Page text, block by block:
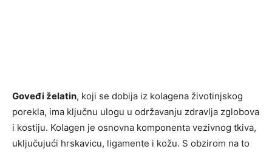
Goveđi želatin, koji se dobija iz kolagena životinjskog
porekla, ima ključnu ulogu u održavanju zdravlja zglobova
i kostiju. Kolagen je osnovna komponenta vezivnog tkiva,
uključujući hrskavicu, ligamente i kožu. S obzirom na to